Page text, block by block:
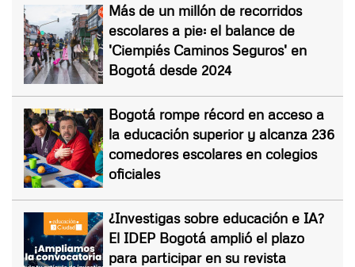
Más de un millón de recorridos
escolares a pie: el balance de
'Ciempiés Caminos Seguros' en
Bogotá desde 2024
Bogotá rompe récord en acceso a
la educación superior y alcanza 236
comedores escolares en colegios
oficiales
¿Investigas sobre educación e IA?
El IDEP Bogotá amplió el plazo
para participar en su revista